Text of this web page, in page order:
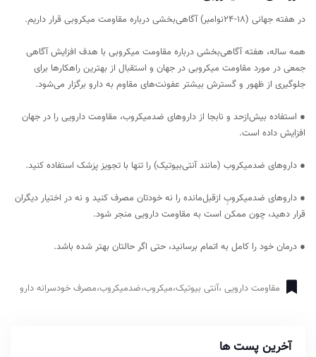
در هفته جهانی (18-24نوامبر) آگاهی‌بخشی درباره مقاومت میکروبی قرار داریم.
همه ساله، هفته آگاهی‌بخشی درباره مقاومت میکروبی با هدف افزایش آگاهی
جمعی در مورد مقاومت میکروبی در جهان و استقبال از بهترین راهکارها برای
جلوگیری از ظهور و گسترش بیشتر عفونت‌های مقاوم به دارو برگزار می‌شود.
● استفاده بیش‌از‌حد و نابجا از داروهای ضدمیکروب، مقاومت دارویی را در جهان
افزایش داده است.
● داروهای ضدمیکروب (مانند آنتی‌بیوتیک‌) را تنها با تجویز پزشک استفاده کنید.
● داروهای ضدمیکروبِ ازقبل‌مانده را نه خودتان مصرف کنید و نه در اختیار دیگران
قرار دهید، چون ممکن است به مقاومت دارویی منجر شود.
● درمان خود را کامل به اتمام برسانید، حتی اگر حالتان بهتر شده باشد.
مقاومت دارویی ،آنتی بیوتیک،میکروب،ضدمیکروب،مصرف خودسرانه دارو
آخرین پست ها